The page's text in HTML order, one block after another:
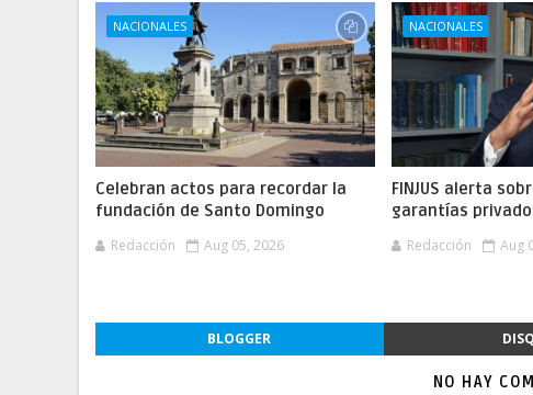
NACIONALES
Celebran actos para recordar la
fundación de Santo Domingo
Redacción Aug 05, 2026
NACIONALES
FINJUS alerta
garantías
Redacción Aug
BLOGGER
NO HAY